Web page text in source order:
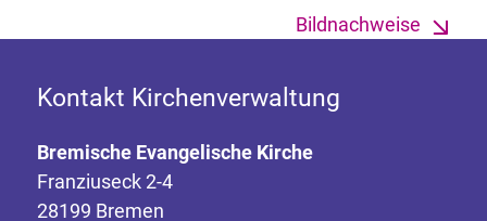
Bildnachweise
Kontakt Kirchenverwaltung
Bremische Evangelische Kirche
Franziuseck 2-4
28199 Bremen